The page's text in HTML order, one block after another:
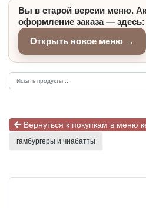
Вы в старой версии меню.
оформление заказа — здесь:
Открыть новое меню →
Вернуться к покупкам в меню
гамбургеры и чиабатты